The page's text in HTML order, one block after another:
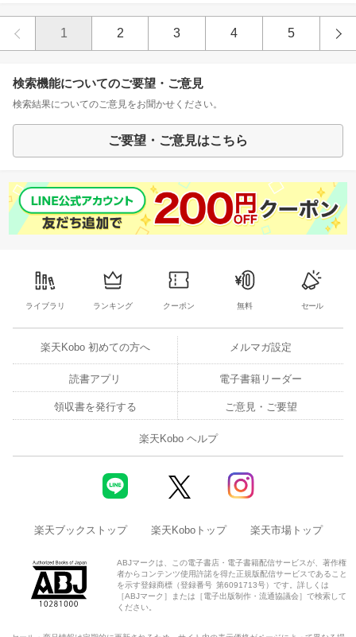
1 2 3 4 5
検索機能についてのご要望・ご意見
検索結果についてのご意見をお聞かせください。
ご要望・ご意見はこちら
ライブラリ ランキング クーポン 無料 セール
楽天Kobo 初めての方へ メルマガ設定
読書アプリ 電子書籍リーダー
領収書を発行する ご意見・ご要望
楽天Kobo ヘルプ
楽天ブックストップ 楽天Koboトップ 楽天市場トップ
ABJマークは、この電子書店・電子書籍配信サービスが、著作権
者からコンテンツ使用許諾を得た正規版配信サービスであること
を示す登録商標（登録番号 第6091713号）です。詳しくは
［ABJマーク］または［電子出版制作・流通協議会］で検索して
ください。